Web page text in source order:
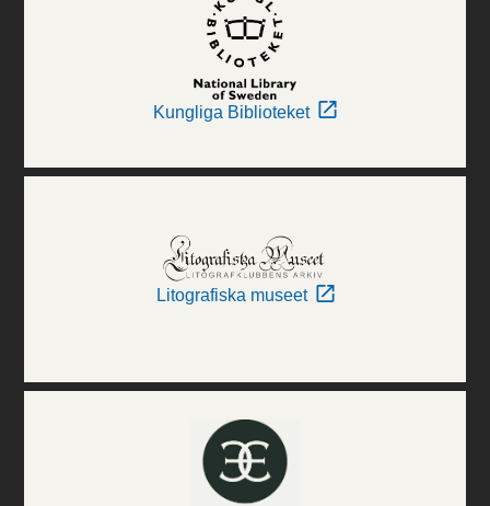
Kungliga Biblioteket
Litografiska museet